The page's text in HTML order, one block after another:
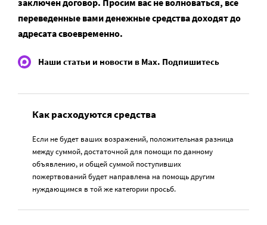
переведенные вами денежные средства доходят до
адресата своевременно.
Наши статьи и новости в Max. Подпишитесь
Как расходуются средства
Если не будет ваших возражений, положительная разница
между суммой, достаточной для помощи по данному
объявлению, и общей суммой поступивших
пожертвований будет направлена на помощь другим
нуждающимся в той же категории просьб.